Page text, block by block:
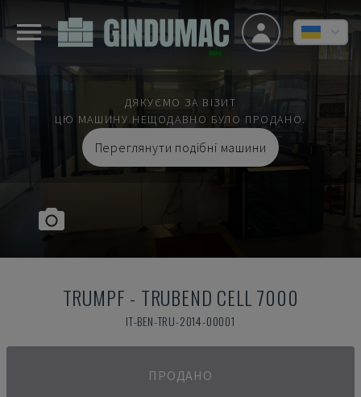
ДЯКУЄМО ЗА ВІЗИТ
ЦЮ МАШИНУ НЕЩОДАВНО БУЛО ПРОДАНО.
Переглянути подібні машини
TRUMPF - TRUBEND CELL 7000
IT-BEN-TRU-2014-00001
ПРОДАНО